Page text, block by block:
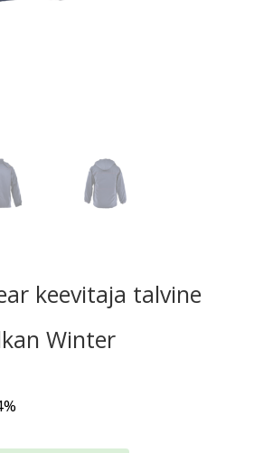
keevitaja talvine
Winter